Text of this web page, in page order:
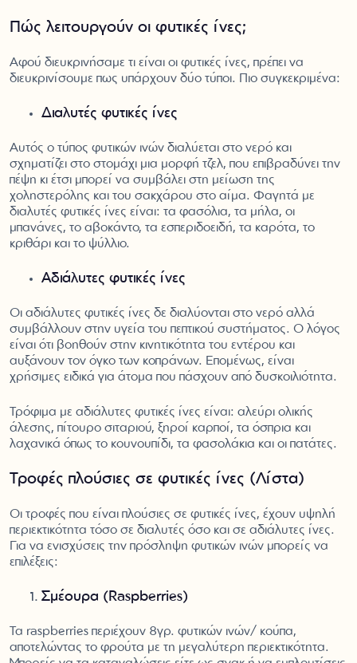
Πώς λειτουργούν οι φυτικές ίνες;
Αφού διευκρινήσαμε τι είναι οι φυτικές ίνες, πρέπει να
διευκρινίσουμε πως υπάρχουν δύο τύποι. Πιο συγκεκριμένα:
Διαλυτές φυτικές ίνες
Αυτός ο τύπος φυτικών ινών διαλύεται στο νερό και
σχηματίζει στο στομάχι μια μορφή τζελ, που επιβραδύνει την
πέψη κι έτσι μπορεί να συμβάλει στη μείωση της
χοληστερόλης και του σακχάρου στο αίμα. Φαγητά με
διαλυτές φυτικές ίνες είναι: τα φασόλια, τα μήλα, οι
μπανάνες, το αβοκάντο, τα εσπεριδοειδή, τα καρότα, το
κριθάρι και το ψύλλιο.
Αδιάλυτες φυτικές ίνες
Οι αδιάλυτες φυτικές ίνες δε διαλύονται στο νερό αλλά
συμβάλλουν στην υγεία του πεπτικού συστήματος. Ο λόγος
είναι ότι βοηθούν στην κινητικότητα του εντέρου και
αυξάνουν τον όγκο των κοπράνων. Επομένως, είναι
χρήσιμες ειδικά για άτομα που πάσχουν από δυσκοιλιότητα.
Τρόφιμα με αδιάλυτες φυτικές ίνες είναι: αλεύρι ολικής
άλεσης, πίτουρο σιταριού, ξηροί καρποί, τα όσπρια και
λαχανικά όπως το κουνουπίδι, τα φασολάκια και οι πατάτες.
Τροφές πλούσιες σε φυτικές ίνες (Λίστα)
Οι τροφές που είναι πλούσιες σε φυτικές ίνες, έχουν υψηλή
περιεκτικότητα τόσο σε διαλυτές όσο και σε αδιάλυτες ίνες.
Για να ενισχύσεις την πρόσληψη φυτικών ινών μπορείς να
επιλέξεις:
Σμέουρα (Raspberries)
Τα raspberries περιέχουν 8γρ. φυτικών ινών/ κούπα,
αποτελώντας το φρούτα με τη μεγαλύτερη περιεκτικότητα.